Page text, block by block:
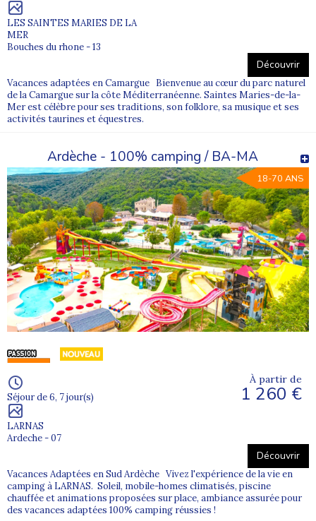
LES SAINTES MARIES DE LA
MER
Bouches du rhone - 13
Découvrir
Vacances adaptées en Camargue Bienvenue au cœur du parc naturel
de la Camargue sur la côte Méditerranéenne. Saintes Maries-de-la-
Mer est célèbre pour ses traditions, son folklore, sa musique et ses
activités taurines et équestres.
Ardèche - 100% camping / BA-MA
18-70 ANS
Séjour de 6, 7 jour(s)
LARNAS
Ardeche - 07
À partir de
1 260 €
Découvrir
Vacances Adaptées en Sud Ardèche Vivez l'expérience de la vie en
camping à LARNAS. Soleil, mobile-homes climatisés, piscine
chauffée et animations proposées sur place, ambiance assurée pour
des vacances adaptées 100% camping réussies !